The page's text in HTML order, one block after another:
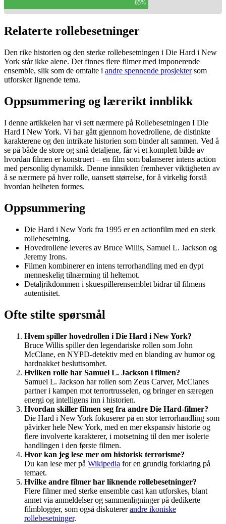
65%
Relaterte rollebesetninger
Den rike historien og den sterke rollebesetningen i Die Hard i New
York står ikke alene. Det finnes flere filmer med imponerende
ensemble, slik som de omtalte i andre spennende prosjektersom
utforsker lignende tema.
Oppsummering og lærerikt innblikk
I denne artikkelen har vi sett nærmere på Rollebesetningen I Die
Hard I New York. Vi har gått gjennom hovedrollene, de distinkte
karakterene og den intrikate historien som binder alt sammen. Ved å
se på både de store og små detaljene, får vi et komplett bilde av
hvordan filmen er konstruert – en film som balanserer intens action
med personlig dynamikk. Denne innsikten fremhever viktigheten av
å se nærmere på hver rolle, uansett størrelse, for å virkelig forstå
hvordan helheten formes.
Oppsummering
Die Hard i New York fra 1995 er en actionfilm med en sterk
rollebesetning.
Hovedrollene leveres av Bruce Willis, Samuel L. Jackson og
Jeremy Irons.
Filmen kombinerer en intens terrorhandling med en dypt
menneskelig tilnærming til heltemot.
Detaljrikdommen i skuespillerensemblet bidrar til filmens
autentisitet.
Ofte stilte spørsmål
Hvem spiller hovedrollen i Die Hard i New York?
Bruce Willis spiller den legendariske rollen som John
McClane, en NYPD-detektiv med en blanding av humor og
hardnakket besluttsomhet.
Hvilken rolle har Samuel L. Jackson i filmen?
Samuel L. Jackson har rollen som Zeus Carver, McClanes
partner i kampen mot terrortrusselen, og bringer en særegen
energi og intelligens inn i historien.
Hvordan skiller filmen seg fra andre Die Hard-filmer?
Die Hard i New York fokuserer på en stor terrorhandling som
påvirker hele New York, med en mer ekspansiv historie og
flere involverte karakterer, i motsetning til den mer isolerte
handlingen i den første filmen.
Hvor kan jeg lese mer om historisk terrorisme?
Du kan lese mer på Wikipedia for en grundig forklaring på
temaet.
Hvilke andre filmer har liknende rollebesetninger?
Flere filmer med sterke ensemble cast kan utforskes, blant
annet via anmeldelser og sammenligninger på dedikerte
filmblogger, som også diskutererandre ikoniske
rollebesetninger.